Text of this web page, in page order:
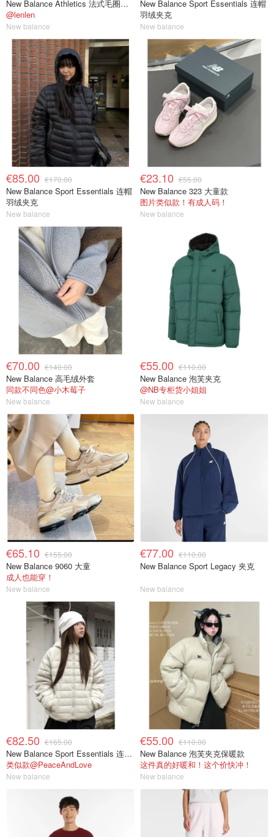
New Balance Athletics 法式毛圈卫衣
@lenlen
New balance
New Balance Sport Essentials 连帽
羽绒夹克
New balance
€85.00 €170.00
New Balance Sport Essentials 连帽
羽绒夹克
New balance
€23.10 €55.00
New Balance 323 大童款
图片类似款！有成人码！
New balance
€70.00 €140.00
New Balance 高毛绒外套
同款不同色@小木莓子
New balance
€55.00 €110.00
New Balance 泡芙夹克
@NB专柜货小姐姐
New balance
€65.10 €155.00
New Balance 9060 大童
成人也能穿！
New balance
€77.00 €110.00
New Balance Sport Legacy 夹克
New balance
€82.50 €165.00
New Balance Sport Essentials 连帽羽绒夹克
类似款@PeaceAndLove
New balance
€55.00 €110.00
New Balance 泡芙夹克保暖款
这件真的好暖和！这个价快冲！
New balance